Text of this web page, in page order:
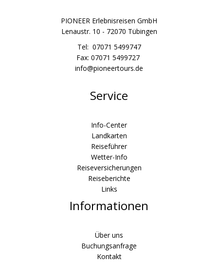
PIONEER Erlebnisreisen GmbH
Lenaustr. 10 - 72070 Tübingen
Tel: 07071 5499747
Fax: 07071 5499727
info@pioneertours.de
Service
Info-Center
Landkarten
Reiseführer
Wetter-Info
Reiseversicherungen
Reiseberichte
Links
Informationen
Über uns
Buchungsanfrage
Kontakt